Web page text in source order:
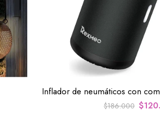
Inflador de neumáticos con
$186.000 $